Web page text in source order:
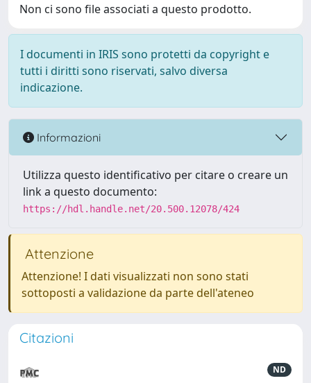
Non ci sono file associati a questo prodotto.
I documenti in IRIS sono protetti da copyright e
tutti i diritti sono riservati, salvo diversa
indicazione.
Informazioni
Utilizza questo identificativo per citare o creare un
link a questo documento:
https://hdl.handle.net/20.500.12078/424
Attenzione
Attenzione! I dati visualizzati non sono stati
sottoposti a validazione da parte dell'ateneo
Citazioni
ND